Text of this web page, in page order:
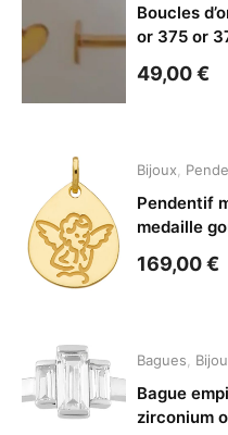
Boucles
or 375 or
49,00€
Bijoux
Pendentif
medaille
169,00€
Bagues
Bague
zirconium